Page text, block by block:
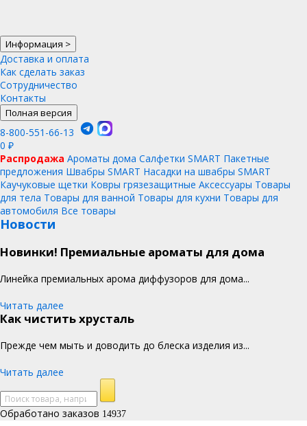
Информация >
Доставка и оплата
Как сделать заказ
Сотрудничество
Контакты
Полная версия
8-800-551-66-13
0 ₽
Распродажа Ароматы дома Салфетки SMART Пакетные
предложения Швабры SMART Насадки на швабры SMART
Каучуковые щетки Ковры грязезащитные Аксессуары Товары
для тела Товары для ванной Товары для кухни Товары для
автомобиля Все товары
Новости
Новинки! Премиальные ароматы для дома
Линейка премиальных арома диффузоров для дома...
Читать далее
Как чистить хрусталь
Прежде чем мыть и доводить до блеска изделия из...
Читать далее
Обработано заказов 14937